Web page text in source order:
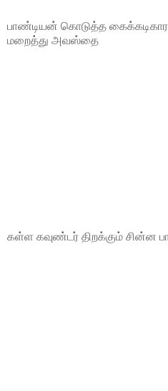
பாண்டியன் கொடுத்த
மறைத்து அவஸ்தை
கள்ள கவுண்டர் திறக்கும் சின்ன